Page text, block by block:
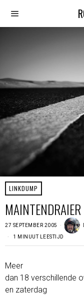
LINKDUMP
MAINTENDRAIER
27 SEPTEMBER 2005
1 MINUUT LEESTIJD
Meer
dan 18 verschillende
en zaterdag